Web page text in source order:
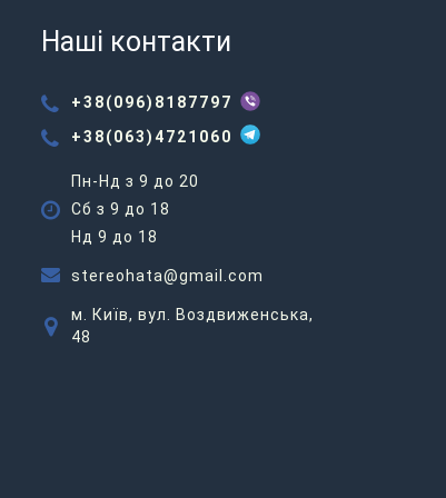
Наші контакти
+38(096)8187797
+38(063)4721060
Пн-Нд з 9 до 20
Сб з 9 до 18
Нд 9 до 18
stereohata@gmail.com
м. Київ, вул. Воздвиженська,
48